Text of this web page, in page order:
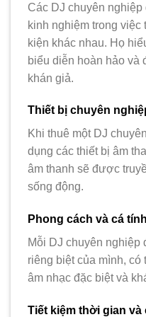
Các DJ chuyên
kinh nghiệm trong
kiện khác nhau. Họ
biểu diễn hoàn hảo và
khán giả.
Thiết bị chuyên
Khi thuê một DJ
dụng các thiết bị âm
âm thanh sẽ được
sống động.
Phong cách và cá
Mỗi DJ chuyên nghiệp
riêng biệt của mình,
âm nhạc đặc biệt và
Tiết kiệm thời gian và